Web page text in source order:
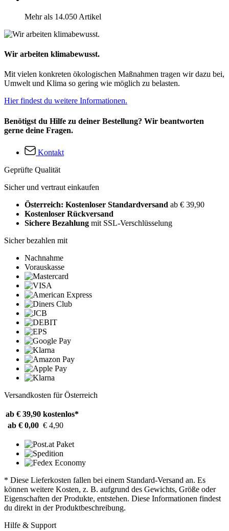
Mehr als 14.050 Artikel
Wir arbeiten klimabewusst.
Mit vielen konkreten ökologischen Maßnahmen tragen wir dazu bei,
Umwelt und Klima so gering wie möglich zu belasten.
Hier findest du weitere Informationen.
Benötigst du Hilfe zu deiner Bestellung? Wir beantworten
gerne deine Fragen.
Kontakt
Geprüfte Qualität
Sicher und vertraut einkaufen
Österreich: Kostenloser Standardversand ab € 39,90
Kostenloser Rückversand
Sichere Bezahlung mit SSL-Verschlüsselung
Sicher bezahlen mit
Nachnahme
Vorauskasse
Versandkosten für Österreich
ab € 39,90 kostenlos*
ab € 0,00 € 4,90
* Diese Lieferkosten fallen bei einem Standard-Versand an. Es
können weitere Kosten, z. B. aufgrund des Gewichts, Größe oder
Eigenschaften der Produkte, entstehen. Diese Informationen findest
du direkt in der Produktbeschreibung.
Hilfe & Support